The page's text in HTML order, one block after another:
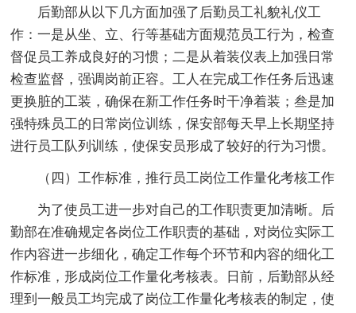
后勤部从以下几方面加强了后勤员工礼貌礼仪工
作：一是从坐、立、行等基础方面规范员工行为，检查
督促员工养成良好的习惯；二是从着装仪表上加强日常
检查监督，强调岗前正容。工人在完成工作任务后迅速
更换脏的工装，确保在新工作任务时干净着装；叁是加
强特殊员工的日常岗位训练，保安部每天早上长期坚持
进行员工队列训练，使保安员形成了较好的行为习惯。
（四）工作标准，推行员工岗位工作量化考核工作
为了使员工进一步对自己的工作职责更加清晰。后
勤部在准确规定各岗位工作职责的基础，对岗位实际工
作内容进一步细化，确定工作每个环节和内容的细化工
作标准，形成岗位工作量化考核表。日前，后勤部从经
理到一般员工均完成了岗位工作量化考核表的制定，使